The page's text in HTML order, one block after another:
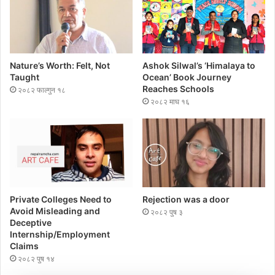
Nature’s Worth: Felt, Not
Taught
२०८२ फाल्गुन १८
Ashok Silwal’s ‘Himalaya to
Ocean’ Book Journey
Reaches Schools
२०८२ माघ १६
Private Colleges Need to
Avoid Misleading and
Deceptive
Internship/Employment
Claims
२०८२ पुष १४
Rejection was a door
२०८२ पुष ३